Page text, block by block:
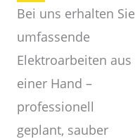
Bei uns erhalten Sie
umfassende
Elektroarbeiten aus
einer Hand –
professionell
geplant, sauber